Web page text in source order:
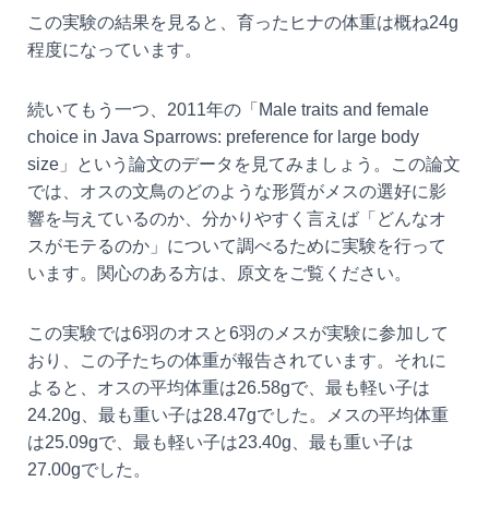
この実験の結果を見ると、育ったヒナの体重は概ね24g
程度になっています。
続いてもう一つ、2011年の「Male traits and female
choice in Java Sparrows: preference for large body
size」という論文のデータを見てみましょう。この論文
では、オスの文鳥のどのような形質がメスの選好に影
響を与えているのか、分かりやすく言えば「どんなオ
スがモテるのか」について調べるために実験を行って
います。関心のある方は、原文をご覧ください。
この実験では6羽のオスと6羽のメスが実験に参加して
おり、この子たちの体重が報告されています。それに
よると、オスの平均体重は26.58gで、最も軽い子は
24.20g、最も重い子は28.47gでした。メスの平均体重
は25.09gで、最も軽い子は23.40g、最も重い子は
27.00gでした。